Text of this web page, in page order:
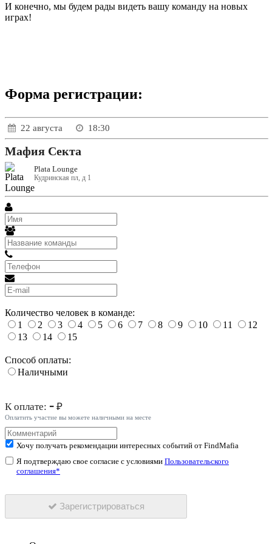
И конечно, мы будем рады видеть вашу команду на новых
играх!
Форма регистрации:
22 августа 18:30
Мафия Секта
Plata Lounge
Кудринская пл, д 1
Количество человек в команде:
1
2 3 4 5 6 7 8 9 10 11
12
13
14 15
Способ оплаты:
Наличными
К оплате: - ₽
Оплатить участие вы можете наличными на месте
Хочу получать рекомендации интересных событий от FindMafia
Я подтверждаю свое согласие с условиями Пользовательского
соглашения*
Зарегистрироваться